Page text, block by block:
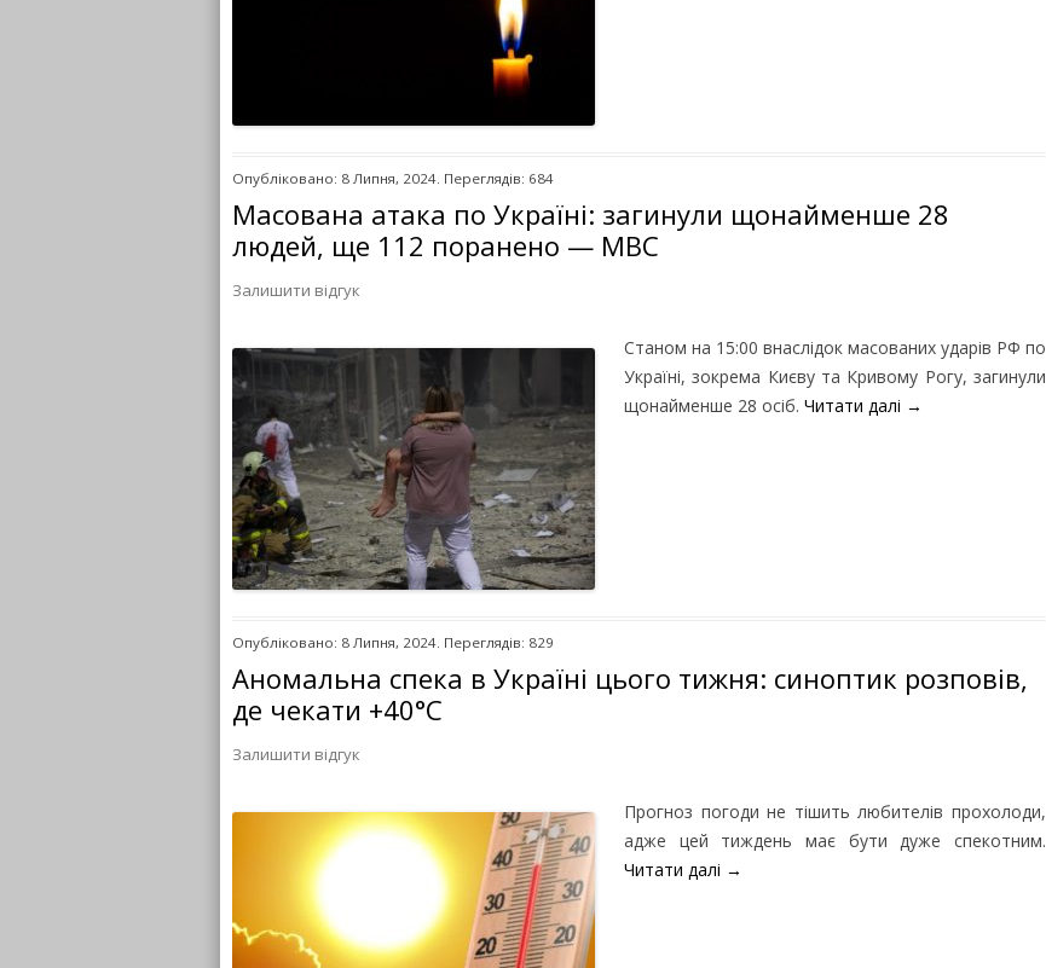
Опубліковано: 8 Липня, 2024. Переглядів: 684
Масована атака по Україні: загинули щонайменше 28
людей, ще 112 поранено — МВС
Залишити відгук
Станом на 15:00 внаслідок масованих ударів РФ по
Україні, зокрема Києву та Кривому Рогу, загинули
щонайменше 28 осіб. Читати далі →
Опубліковано: 8 Липня, 2024. Переглядів: 829
Аномальна спека в Україні цього тижня: синоптик розповів,
де чекати +40°С
Залишити відгук
Прогноз погоди не тішить любителів прохолоди,
адже цей тиждень має бути дуже спекотним.
Читати далі →